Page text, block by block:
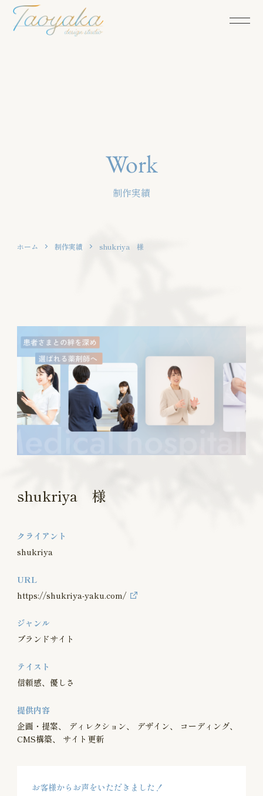
Work
制作実績
ホーム 制作実績 shukriya 様
shukriya 様
クライアント
shukriya
URL
https://shukriya-yaku.com/
ジャンル
ブランドサイト
テイスト
信頼感、優しさ
提供内容
企画・提案
ディレクション デザイン
コーディング
CMS構築
サイト更新
お客様からお声をいただきました！